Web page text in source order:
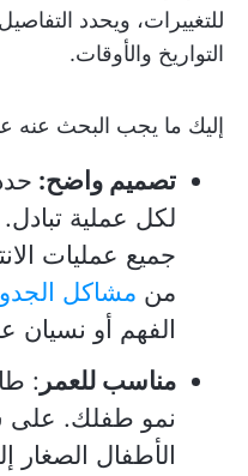
للتغييرات، ويحدد
التواريخ والأوقات.
إليك ما يجب البحث عنه
تصميم واضح:
لكل عملية
جميع عمليات
من مشاكل
الفهم أو نسيان
مناسب للعمر :
نمو طفلك. على
الأطفال الصغار